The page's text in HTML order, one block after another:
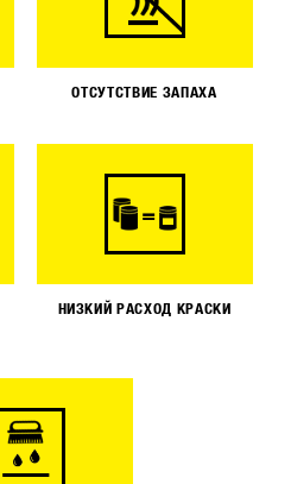
ОТСУТСТВИЕ ЗАПАХА
НИЗКИЙ РАСХОД КРАСКИ